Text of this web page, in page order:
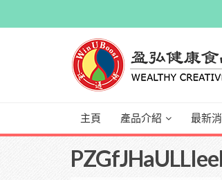
主頁 產品介紹 最新